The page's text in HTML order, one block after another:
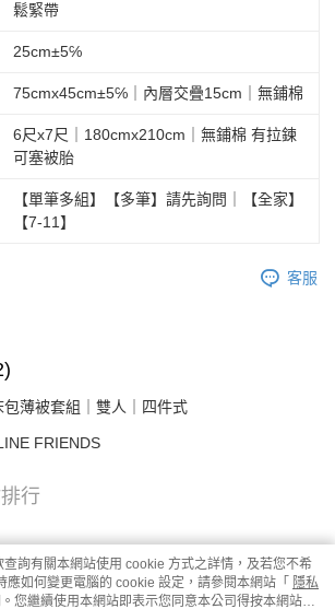
鬆緊帶
25cm±5℅
75cmx45cm±5℅｜內層交疊15cm｜無鋪棉
6尺x7尺｜180cmx210cm｜無鋪棉 有拉鍊
可塞被胎
【單筆多組】【多筆】請先詢問｜【全家】
【7-11】
客服
包薄被套組｜雙人｜四件式
FRIENDS
行
詢有關本網站使用 cookie 方式之詳情，及若您不希
應如何變更電腦的 cookie 設定，請參閱本網站「 隱私
您繼續使用本網站即表示您同意本公司得按本網站使